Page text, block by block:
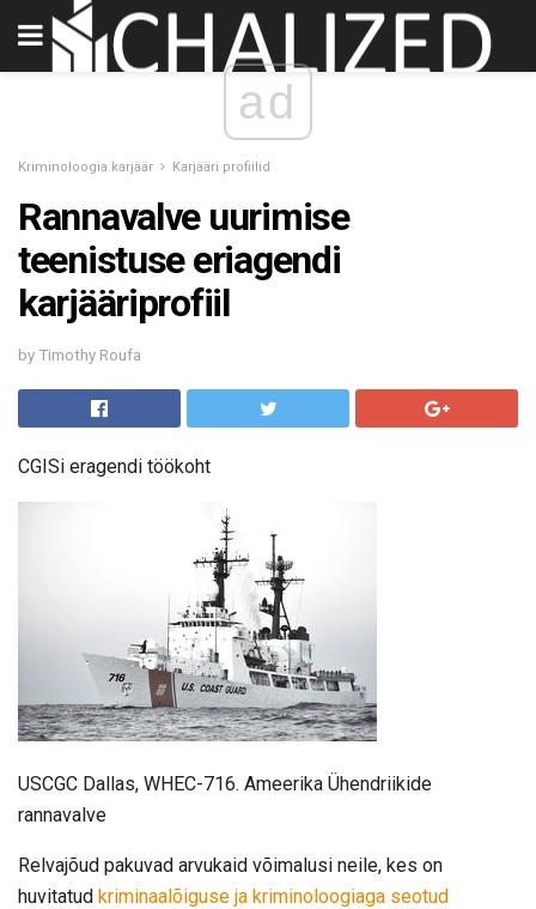
ad
Kriminoloogia karjäär Karjääri profiilid
Rannavalve uurimise
teenistuse eriagendi
karjääriprofiil
by Timothy Roufa
CGISi eragendi töökoht
USCGC Dallas, WHEC-716. Ameerika Ühendriikide
rannavalve
Relvajõud pakuvad arvukaid võimalusi neile, kes on
huvitatud kriminaalõiguse ja kriminoloogiaga seotud